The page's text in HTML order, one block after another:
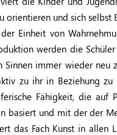
orientieren und sich selbst
Einheit von
werden die
immer wieder neu
zu ihr in Beziehung zu
Fähigkeit, die auf
basiert und mit der der
das Fach Kunst in allen